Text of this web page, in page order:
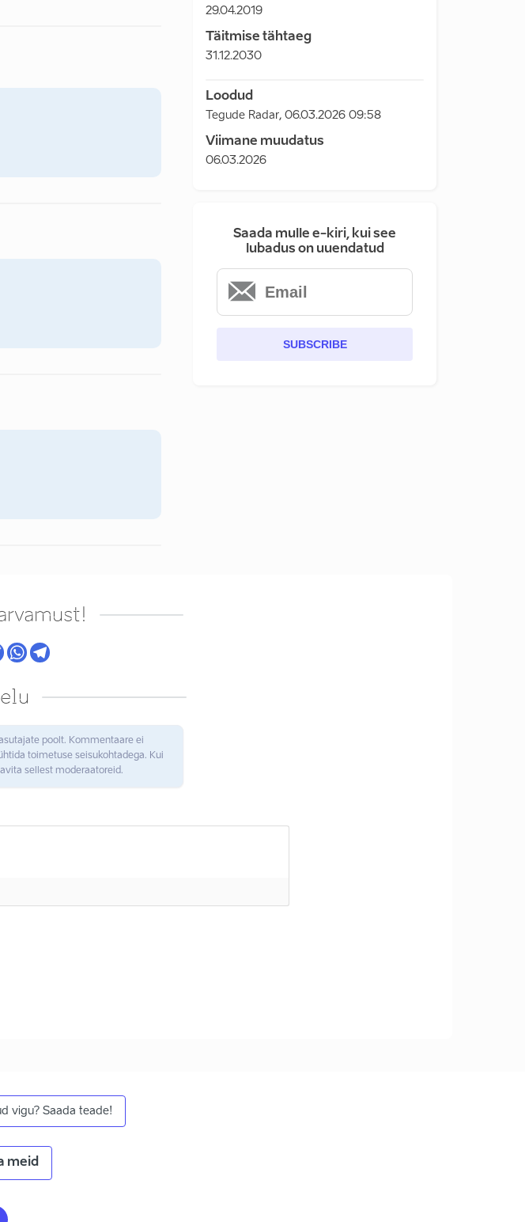
29.04.2019
Täitmise tähtaeg
31.12.2030
Loodud
Tegude Radar, 06.03.2026 09:58
Viimane muudatus
06.03.2026
Saada mulle e-kiri, kui see
lubadus on uuendatud
SUBSCRIBE
poolt. Kommentaare ei
toimetuse seisukohtadega. Kui
sellest moderaatoreid.
vigu? Saada teade!
meid